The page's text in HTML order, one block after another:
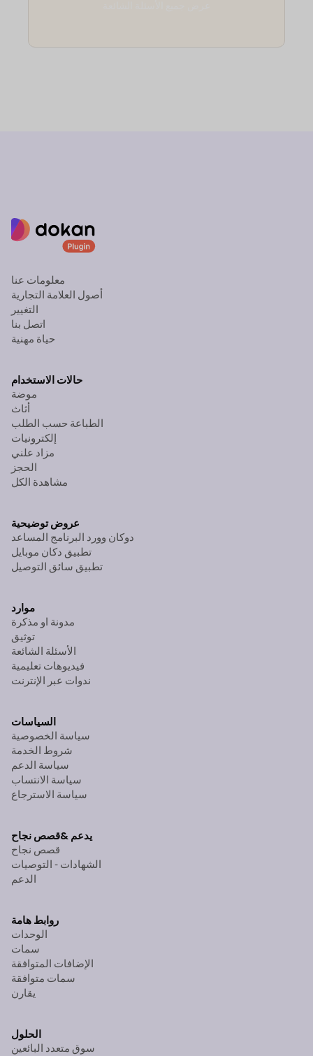
معلومات عنا
أصول العلامة التجارية
التغيير
اتصل بنا
حياة مهنية
حالات الاستخدام
موضة
أثاث
الطباعة حسب الطلب
إلكترونيات
مزاد علني
الحجز
مشاهدة الكل
عروض توضيحية
دوكان وورد البرنامج المساعد
تطبيق دكان موبايل
تطبيق سائق التوصيل
موارد
مدونة او مذكرة
توثيق
الأسئلة الشائعة
فيديوهات تعليمية
ندوات عبر الإنترنت
السياسات
سياسة الخصوصية
شروط الخدمة
سياسة الدعم
سياسة الانتساب
سياسة الاسترجاع
يدعم &قصص نجاح
قصص نجاح
الشهادات - التوصيات
الدعم
روابط هامة
الوحدات
سمات
الإضافات المتوافقة
سمات متوافقة
يقارن
الحلول
سوق متعدد البائعين